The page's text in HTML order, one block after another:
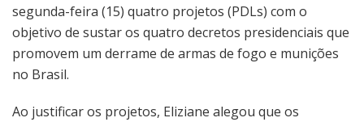
segunda-feira (15) quatro projetos (PDLs) com o
objetivo de sustar os quatro decretos presidenciais que
promovem um derrame de armas de fogo e munições
no Brasil.
Ao justificar os projetos, Eliziane alegou que os